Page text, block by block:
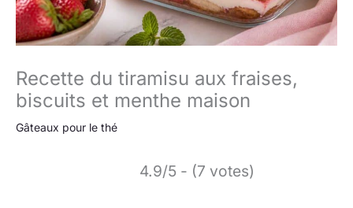
Recette du tiramisu aux fraises,
biscuits et menthe maison
Gâteaux pour le thé
4.9/5 - (7 votes)